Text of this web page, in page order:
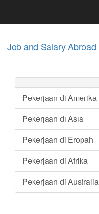
Job and Salary Abroad
Pekerjaan di Amerika
Pekerjaan di Asia
Pekerjaan di Eropah
Pekerjaan di Afrika
Pekerjaan di Australia